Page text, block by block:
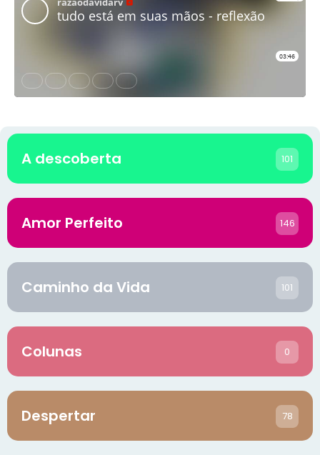
A descoberta 101
Amor Perfeito 146
Caminho da Vida 101
Colunas 0
Despertar 78